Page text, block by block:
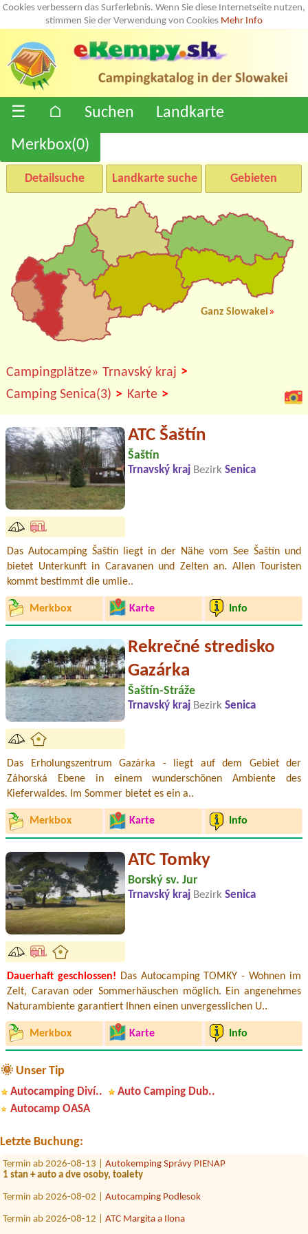
Cookies verbessern das Surferlebnis. Wenn Sie diese Internetseite nutzen,
stimmen Sie der Verwendung von Cookies Mehr Info
☰ ⌂ Suchen
Landkarte
Merkbox(0)
Detailsuche Landkarte suche Gebieten
Ganz Slowakei»
Campingplätze» Trnavský kraj >
Camping Senica(3) > Karte >
ATC Šaštín
Šaštín
Trnavský kraj Bezirk Senica
Das Autocamping Šaštín liegt in der Nähe vom See Šaštín und
bietet Unterkunft in Caravanen und Zelten an. Allen Touristen
kommt bestimmt die umlie..
Merkbox Karte Info
Rekrečné stredisko
Gazárka
Šaštín-Stráže
Trnavský kraj Bezirk Senica
Das Erholungszentrum Gazárka - liegt auf dem Gebiet der
Záhorská Ebene in einem wunderschönen Ambiente des
Kieferwaldes. Im Sommer bietet es ein a..
Merkbox Karte Info
ATC Tomky
Borský sv. Jur
Trnavský kraj Bezirk Senica
Dauerhaft geschlossen! Das Autocamping TOMKY - Wohnen im
Zelt, Caravan oder Sommerhäuschen möglich. Ein angenehmes
Naturambiente garantiert Ihnen einen unvergesslichen U..
Merkbox Karte Info
🌞 Unser Tip
Autocamping Diví..
Auto Camping Dub..
Autocamp OASA
Letzte Buchung:
Termin ab 2026-07-24 |
Auto Camping Dubník - kemp 53
2 stany, 4 dospeli a 6 deti
1 miesto pre veľký rodinný stan , dvaja dospelí,dve deti
Termin ab 2026-08-13 | Autokemping Správy PIENAP
1 stan + auto a dve osoby, toalety
Termin ab 2026-08-02 | Autocamping Podlesok
Termin ab 2026-08-12 | ATC Margita a Ilona